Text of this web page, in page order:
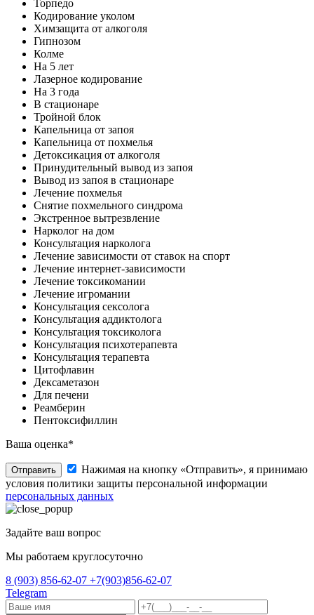
Торпедо
Кодирование уколом
Химзащита от алкоголя
Гипнозом
Колме
На 5 лет
Лазерное кодирование
На 3 года
В стационаре
Тройной блок
Капельница от запоя
Капельница от похмелья
Детоксикация от алкоголя
Принудительный вывод из запоя
Вывод из запоя в стационаре
Лечение похмелья
Снятие похмельного синдрома
Экстренное вытрезвление
Нарколог на дом
Консультация нарколога
Лечение зависимости от ставок на спорт
Лечение интернет-зависимости
Лечение токсикомании
Лечение игромании
Консультация сексолога
Консультация аддиктолога
Консультация токсиколога
Консультация психотерапевта
Консультация терапевта
Цитофлавин
Дексаметазон
Для печени
Реамберин
Пентоксифиллин
Ваша оценка*
Отправить
Нажимая на кнопку «Отправить», я принимаю
условия политики защиты персональной информации
персональных данных
Задайте ваш вопрос
Мы работаем круглосуточно
8 (903) 856-62-07 +7(903)856-62-07
Telegram